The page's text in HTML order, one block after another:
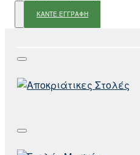
ΚΑΝΤΕ ΕΓΓΡΑΦΗ